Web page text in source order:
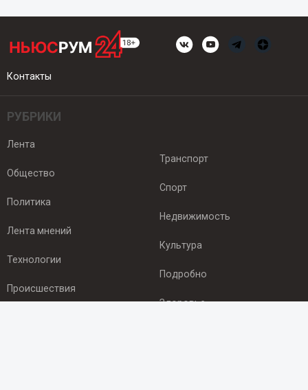
Контакты
РУБРИКИ
Лента
Общество
Политика
Лента мнений
Технологии
Происшествия
Транспорт
Спорт
Недвижимость
Культура
Подробно
Здоровье